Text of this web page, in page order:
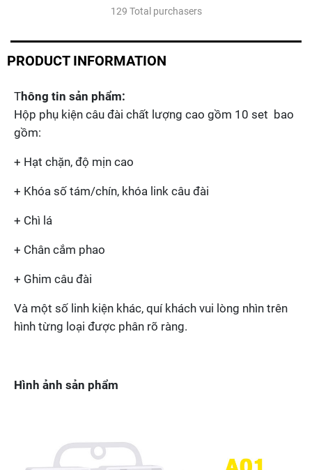
129 Total purchasers
PRODUCT INFORMATION
Thông tin sản phẩm:
Hộp phụ kiện câu đài chất lượng cao gồm 10 set bao
gồm:
+ Hạt chặn, độ mịn cao
+ Khóa số tám/chín, khóa link câu đài
+ Chì lá
+ Chân cắm phao
+ Ghim câu đài
Và một số linh kiện khác, quí khách vui lòng nhìn trên
hình từng loại được phân rõ ràng.
Hình ảnh sản phẩm